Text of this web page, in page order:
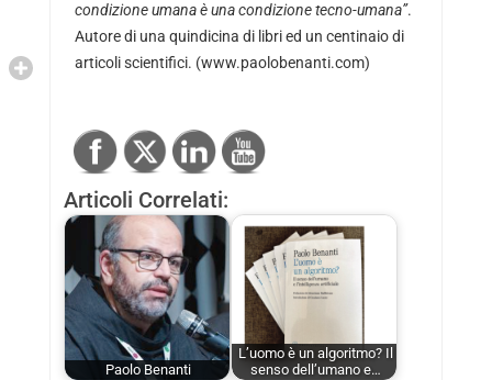
condizione umana è una condizione tecno-umana”.
Autore di una quindicina di libri ed un centinaio di
articoli scientifici. (www.paolobenanti.com)
Articoli Correlati:
Paolo Benanti
L’uomo è un algoritmo? Il
senso dell’umano e…